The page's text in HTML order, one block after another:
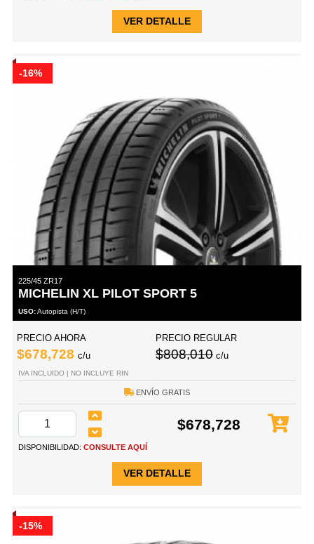
VER DETALLE
-16%
225/45 ZR17
MICHELIN XL PILOT SPORT 5
USO:Autopista (H/T)
PRECIO AHORA
$678,728 c/u
PRECIO REGULAR
$808,010 c/u
IVA INCLUIDO | NO INCLUYE RIN
ENVÍO GRATIS
$678,728
DISPONIBILIDAD: CONSULTE AQUÍ
VER DETALLE
-15%